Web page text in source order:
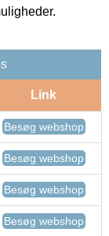
Link
Besøg webshop
Besøg webshop
Besøg webshop
Besøg webshop